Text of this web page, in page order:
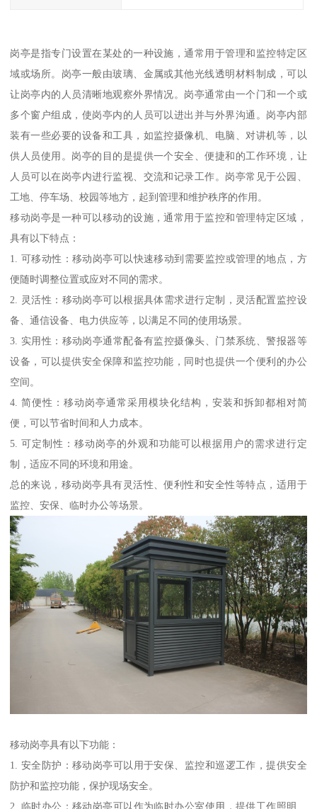
岗亭是指专门设置在某处的一种设施，通常用于管理和监控特定区
域或场所。岗亭一般由玻璃、金属或其他光线透明材料制成，可以
让岗亭内的人员清晰地观察外界情况。岗亭通常由一个门和一个或
多个窗户组成，使岗亭内的人员可以进出并与外界沟通。岗亭内部
装有一些必要的设备和工具，如监控摄像机、电脑、对讲机等，以
供人员使用。岗亭的目的是提供一个安全、便捷和的工作环境，让
人员可以在岗亭内进行监视、交流和记录工作。岗亭常见于公园、
工地、停车场、校园等地方，起到管理和维护秩序的作用。
移动岗亭是一种可以移动的设施，通常用于监控和管理特定区域，
具有以下特点：
1. 可移动性：移动岗亭可以快速移动到需要监控或管理的地点，方
便随时调整位置或应对不同的需求。
2. 灵活性：移动岗亭可以根据具体需求进行定制，灵活配置监控设
备、通信设备、电力供应等，以满足不同的使用场景。
3. 实用性：移动岗亭通常配备有监控摄像头、门禁系统、警报器等
设备，可以提供安全保障和监控功能，同时也提供一个便利的办公
空间。
4. 简便性：移动岗亭通常采用模块化结构，安装和拆卸都相对简
便，可以节省时间和人力成本。
5. 可定制性：移动岗亭的外观和功能可以根据用户的需求进行定
制，适应不同的环境和用途。
总的来说，移动岗亭具有灵活性、便利性和安全性等特点，适用于
监控、安保、临时办公等场景。
移动岗亭具有以下功能：
1. 安全防护：移动岗亭可以用于安保、监控和巡逻工作，提供安全
防护和监控功能，保护现场安全。
2. 临时办公：移动岗亭可以作为临时办公室使用，提供工作照明、